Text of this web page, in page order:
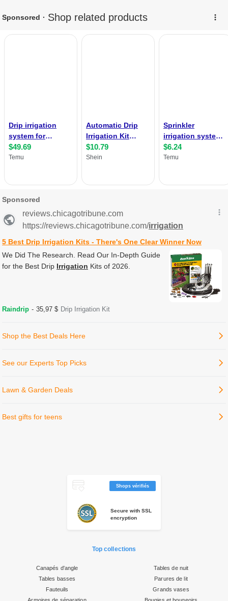
Shops vérifiés
Secure with SSL
encryption
Top collections
Canapés d'angle
Tables basses
Fauteuils
Tables de nuit
Parures de lit
Grands vases